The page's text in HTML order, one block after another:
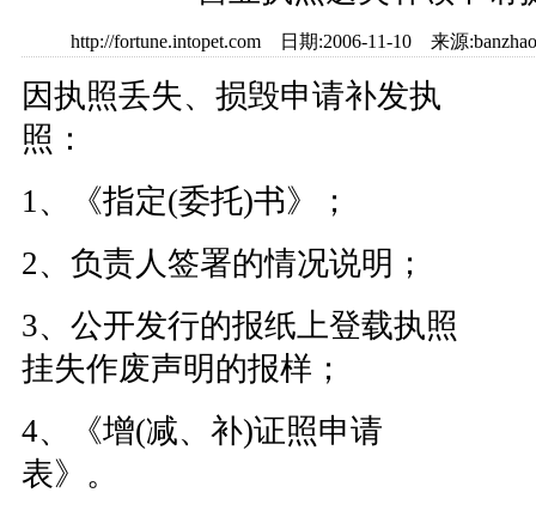
http://fortune.intopet.com 日期:2006-11-10 来源
因执照丢失、损毁申请补发执
照：
1、《指定(委托)书》；
2、负责人签署的情况说明；
3、公开发行的报纸上登载执照
挂失作废声明的报样；
4、《增(减、补)证照申请
表》。